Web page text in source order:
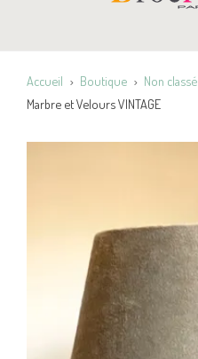
Accueil Boutique Non classé
Marbre et Velours VINTAGE